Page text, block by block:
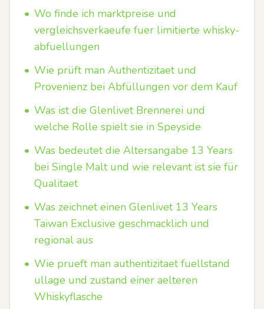
• Wo finde ich marktpreise und
vergleichsverkaeufe fuer limitierte whisky-
abfuellungen
• Wie prüft man Authentizitaet und
Provenienz bei Abfüllungen vor dem Kauf
• Was ist die Glenlivet Brennerei und
welche Rolle spielt sie in Speyside
• Was bedeutet die Altersangabe 13 Years
bei Single Malt und wie relevant ist sie für
Qualitaet
• Was zeichnet einen Glenlivet 13 Years
Taiwan Exclusive geschmacklich und
regional aus
• Wie prueft man authentizitaet fuellstand
ullage und zustand einer aelteren
Whiskyflasche